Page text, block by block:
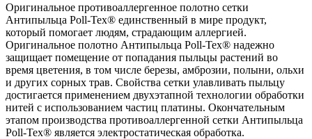
Оригинальное противоаллергенное полотно сетки
Антипыльца Poll-Tex® единственный в мире продукт,
который помогает людям, страдающим аллергией.
Оригинальное полотно Антипыльца Poll-Tex® надежно
защищает помещение от попадания пыльцы растений во
время цветения, в том числе березы, амброзии, полыни, ольхи
и других сорных трав. Свойства сетки улавливать пыльцу
достигается применением двухэтапной технологии обработки
нитей с использованием частиц платины. Окончательным
этапом производства противоаллергенной сетки Антипыльца
Poll-Tex® является электростатическая обработка.